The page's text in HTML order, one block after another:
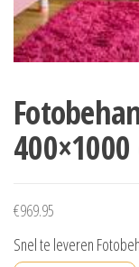
€969.95
Snel te leveren